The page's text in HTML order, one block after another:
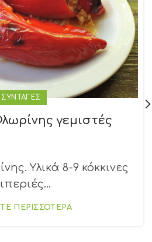
ΣΥΝΤΑΓΕΣ
γεμιστές
Υλικά 8-9 κόκκινες
ΠΕΡΙΣΣΟΤΕΡΑ